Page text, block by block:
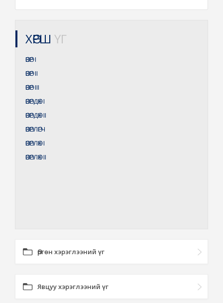
ХӨРШ ҮГ
ӨВӨРI
ӨВӨРII
ӨВӨРIII
ӨВӨРДӨХI
ӨВӨРДӨХII
ӨВӨРЛӨГЧ
ӨВӨРЛӨХI
ӨВӨРЛӨХII
Өргөн хэрэглээний үг
Явцуу хэрэглээний үг